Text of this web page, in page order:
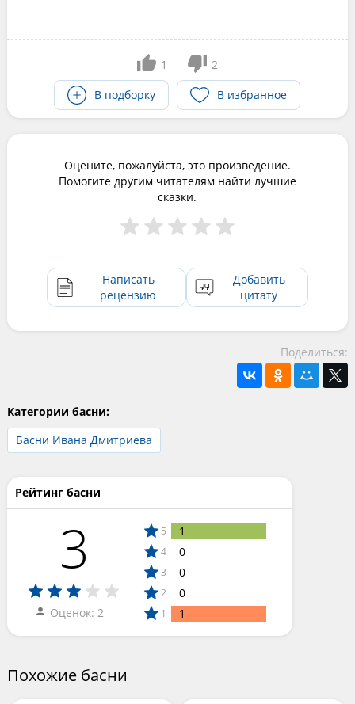
1
2
В подборку
В избранное
Оцените, пожалуйста, это произведение.
Помогите другим читателям найти лучшие
сказки.
Написать
рецензию
Добавить
цитату
Поделиться:
Категории басни:
Басни Ивана Дмитриева
Рейтинг басни
3
Оценок: 2
5 1
4 0
3 0
2 0
1 1
Похожие басни